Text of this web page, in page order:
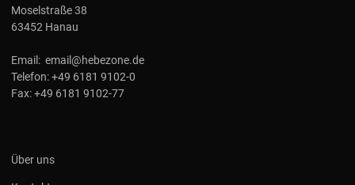
Moselstraße 38
63452 Hanau
Email: email@hebezone.de
Telefon:+49 6181 9102-0
Fax:+49 6181 9102-77
Über uns